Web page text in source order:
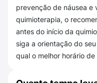
Como tomar
Você deve
Flash 8mg da
secas, e colocar
segundos,
prevenção de náusea e
quimioterapia, o
antes do início da
siga a orientação do
qual o melhor horário